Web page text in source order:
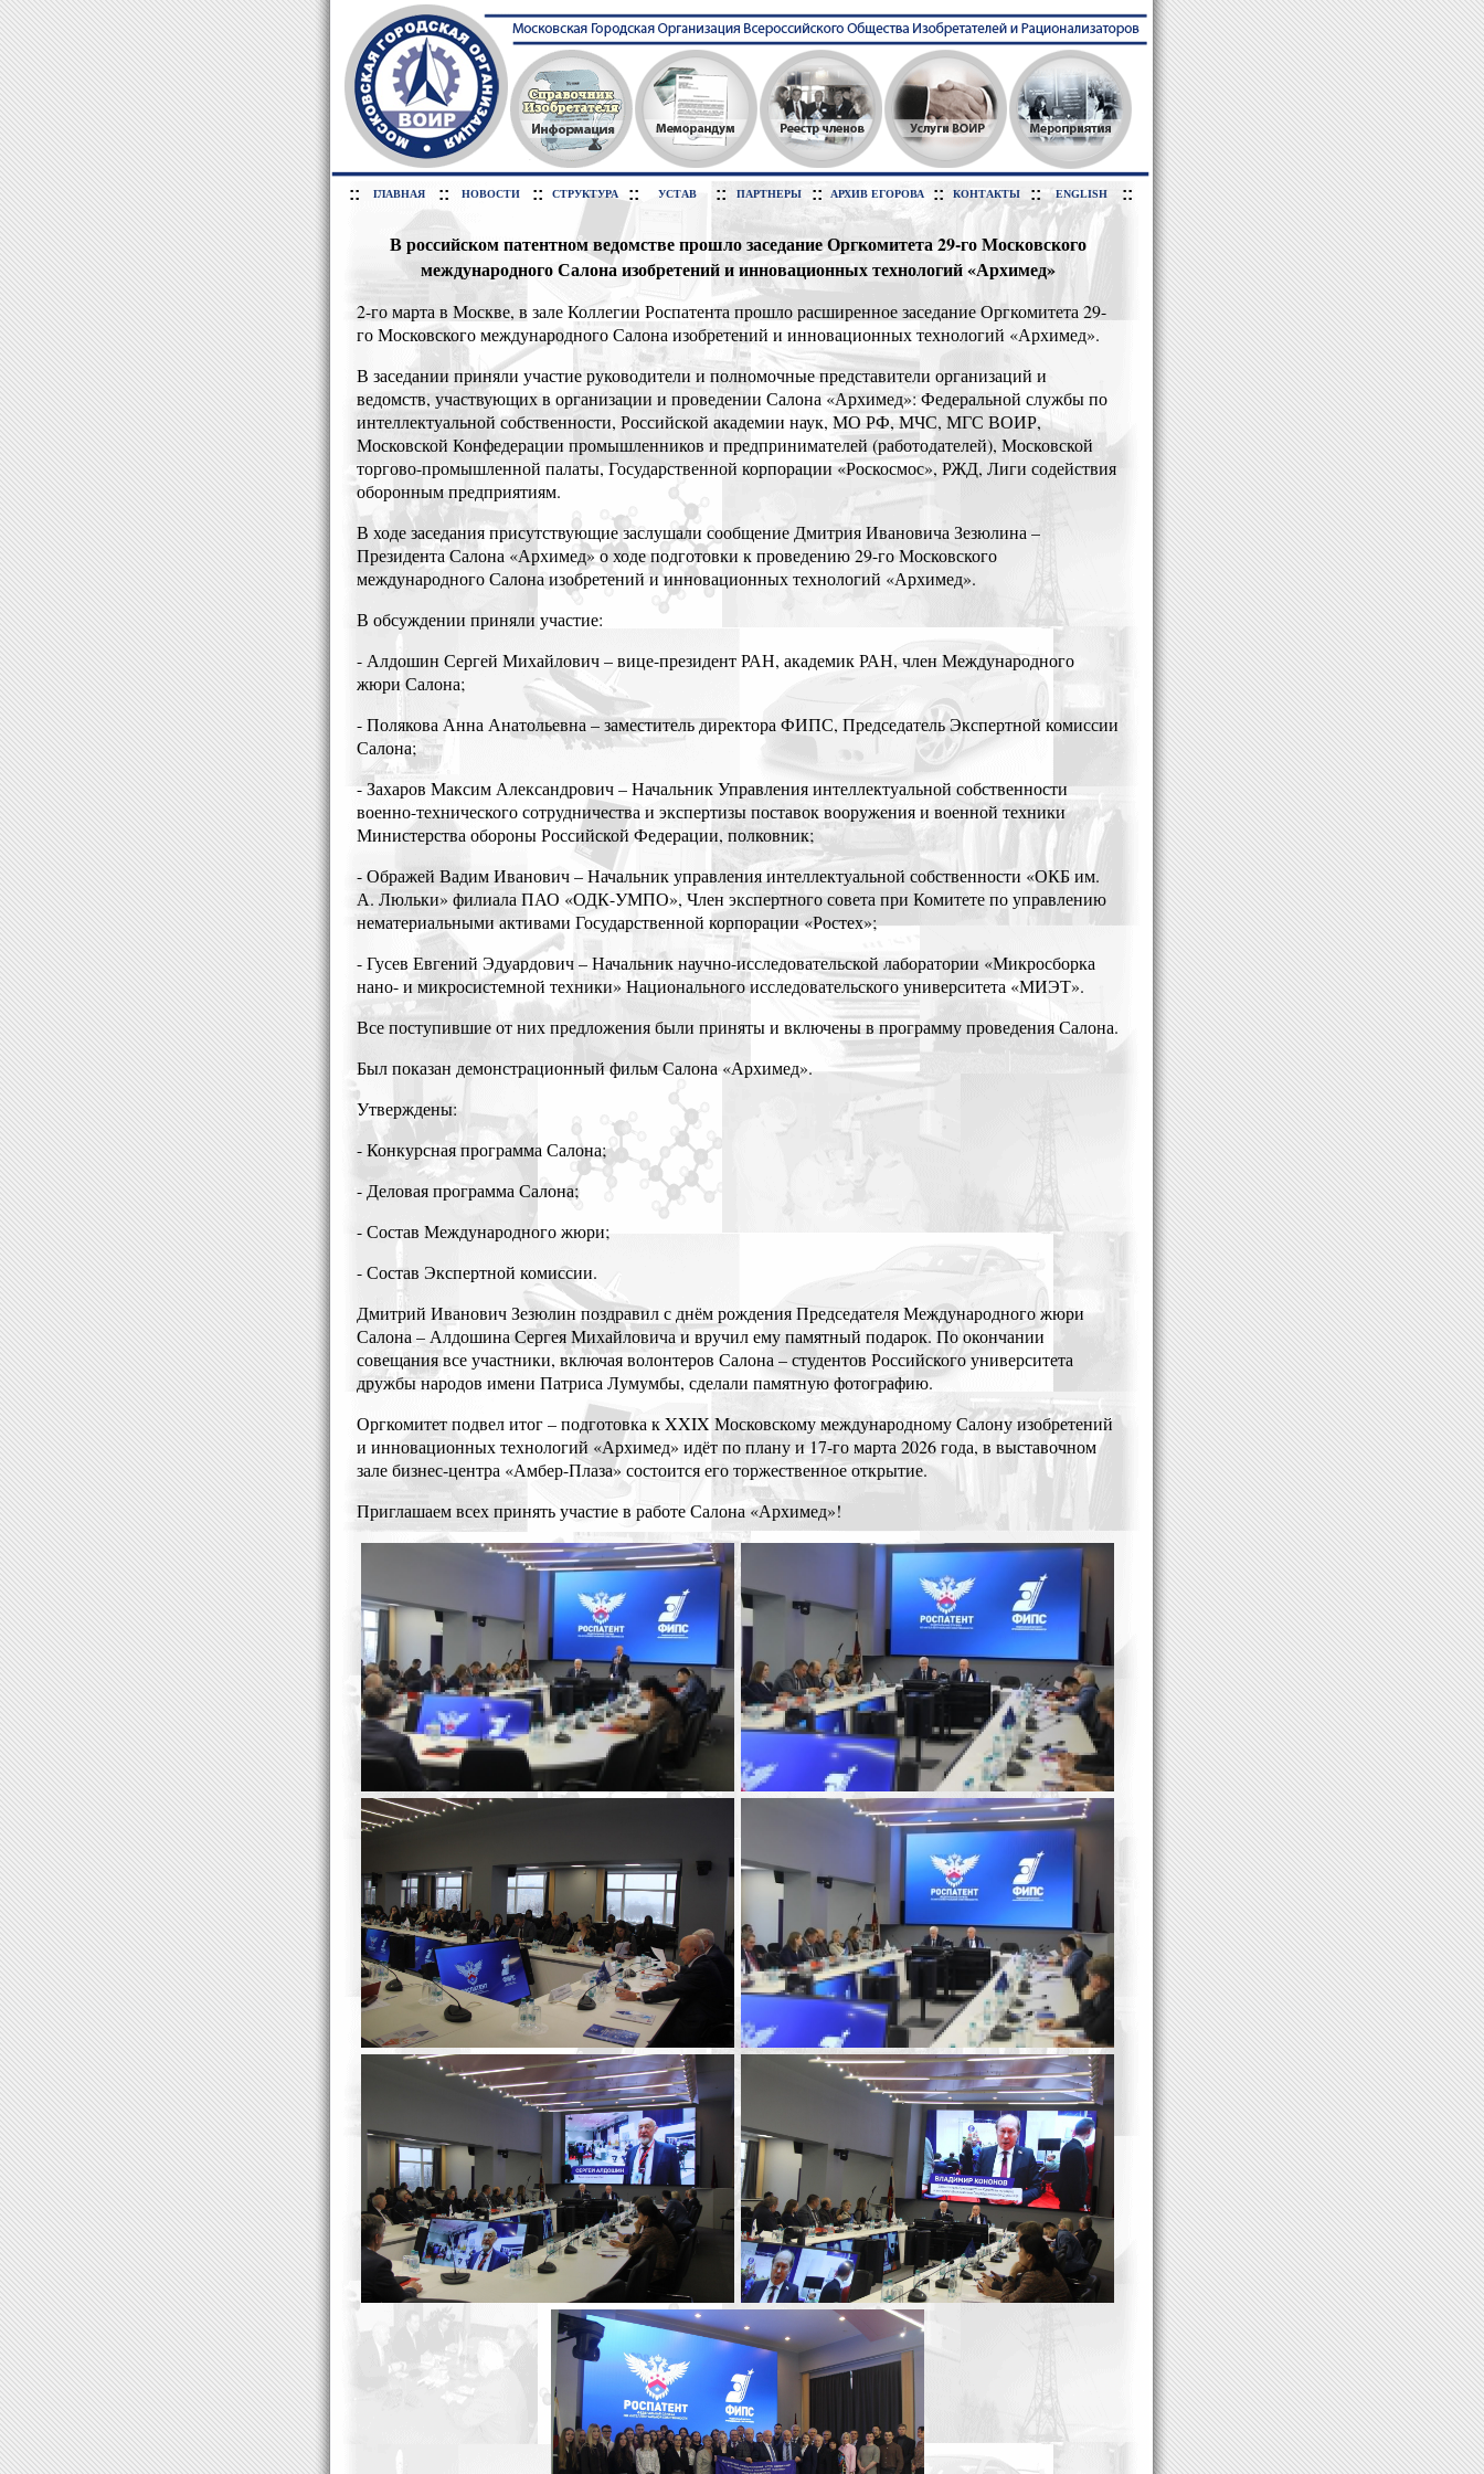
:: ГЛАВНАЯ :: НОВОСТИ :: СТРУКТУРА :: УСТАВ :: ПАРТНЕРЫ :: АРХИВ ЕГОРОВА :: КОНТАКТЫ :: ENGLISH ::
В российском патентном ведомстве прошло заседание Оргкомитета 29-го Московского
международного Салона изобретений и инновационных технологий «Архимед»
2-го марта в Москве, в зале Коллегии Роспатента прошло расширенное заседание Оргкомитета 29-
го Московского международного Салона изобретений и инновационных технологий «Архимед».
В заседании приняли участие руководители и полномочные представители организаций и
ведомств, участвующих в организации и проведении Салона «Архимед»: Федеральной службы по
интеллектуальной собственности, Российской академии наук, МО РФ, МЧС, МГС ВОИР,
Московской Конфедерации промышленников и предпринимателей (работодателей), Московской
торгово-промышленной палаты, Государственной корпорации «Роскосмос», РЖД, Лиги содействия
оборонным предприятиям.
В ходе заседания присутствующие заслушали сообщение Дмитрия Ивановича Зезюлина –
Президента Салона «Архимед» о ходе подготовки к проведению 29-го Московского
международного Салона изобретений и инновационных технологий «Архимед».
В обсуждении приняли участие:
- Алдошин Сергей Михайлович – вице-президент РАН, академик РАН, член Международного
жюри Салона;
- Полякова Анна Анатольевна – заместитель директора ФИПС, Председатель Экспертной комиссии
Салона;
- Захаров Максим Александрович – Начальник Управления интеллектуальной собственности
военно-технического сотрудничества и экспертизы поставок вооружения и военной техники
Министерства обороны Российской Федерации, полковник;
- Ображей Вадим Иванович – Начальник управления интеллектуальной собственности «ОКБ им.
А. Люльки» филиала ПАО «ОДК-УМПО», Член экспертного совета при Комитете по управлению
нематериальными активами Государственной корпорации «Ростех»;
- Гусев Евгений Эдуардович – Начальник научно-исследовательской лаборатории «Микросборка
нано- и микросистемной техники» Национального исследовательского университета «МИЭТ».
Все поступившие от них предложения были приняты и включены в программу проведения Салона.
Был показан демонстрационный фильм Салона «Архимед».
Утверждены:
- Конкурсная программа Салона;
- Деловая программа Салона;
- Состав Международного жюри;
- Состав Экспертной комиссии.
Дмитрий Иванович Зезюлин поздравил с днём рождения Председателя Международного жюри
Салона – Алдошина Сергея Михайловича и вручил ему памятный подарок. По окончании
совещания все участники, включая волонтеров Салона – студентов Российского университета
дружбы народов имени Патриса Лумумбы, сделали памятную фотографию.
Оргкомитет подвел итог – подготовка к XXIX Московскому международному Салону изобретений
и инновационных технологий «Архимед» идёт по плану и 17-го марта 2026 года, в выставочном
зале бизнес-центра «Амбер-Плаза» состоится его торжественное открытие.
Приглашаем всех принять участие в работе Салона «Архимед»!